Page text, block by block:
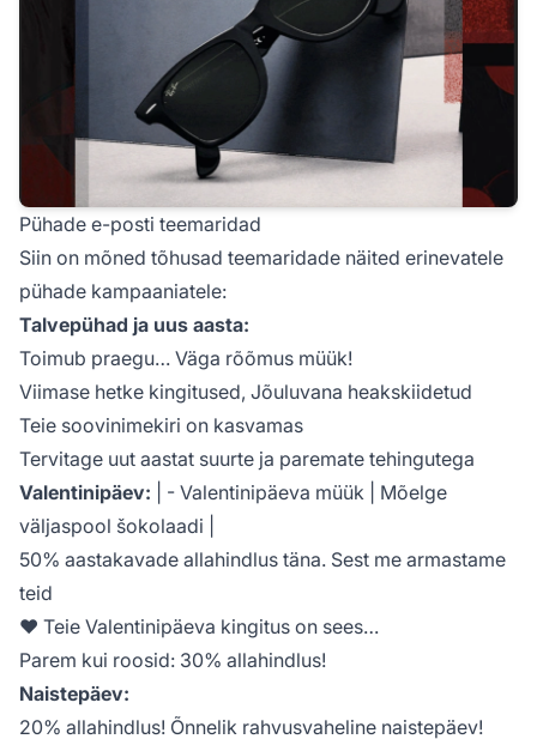
Pühade e-posti teemaridad
Siin on mõned tõhusad teemaridade näited erinevatele
pühade kampaaniatele:
Talvepühad ja uus aasta:
Toimub praegu… Väga rõõmus müük!
Viimase hetke kingitused, Jõuluvana heakskiidetud
Teie soovinimekiri on kasvamas
Tervitage uut aastat suurte ja paremate tehingutega
Valentinipäev: | - Valentinipäeva müük | Mõelge
väljaspool šokolaadi |
50% aastakavade allahindlus täna. Sest me armastame
teid
♥ Teie Valentinipäeva kingitus on sees…
Parem kui roosid: 30% allahindlus!
Naistepäev:
20% allahindlus! Õnnelik rahvusvaheline naistepäev!